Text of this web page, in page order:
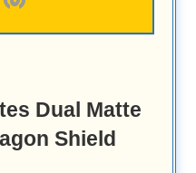
Dual Matte
Shield